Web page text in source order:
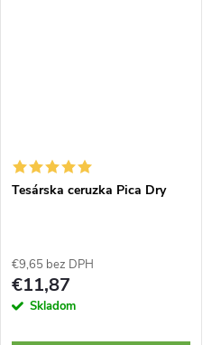
Tesárska ceruzka Pica Dry
€9,65 bez DPH
€11,87
Skladom